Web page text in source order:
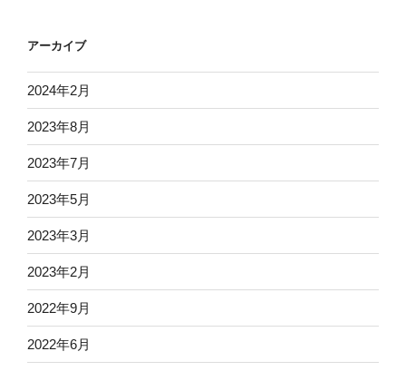
アーカイブ
2024年2月
2023年8月
2023年7月
2023年5月
2023年3月
2023年2月
2022年9月
2022年6月